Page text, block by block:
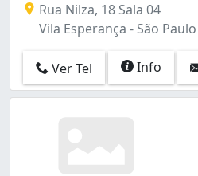
Rua Nilza, 18 Sala 04
Vila Esperança - São Paulo
Ver Tel Info